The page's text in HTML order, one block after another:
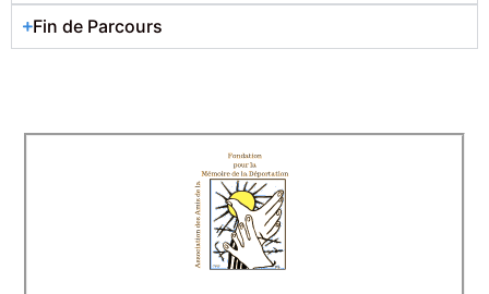
Fin de Parcours